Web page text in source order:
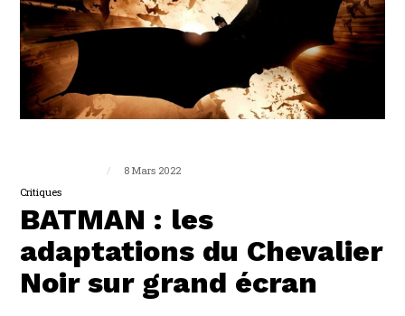
8 Mars 2022
Critiques
BATMAN : les
adaptations du Chevalier
Noir sur grand écran